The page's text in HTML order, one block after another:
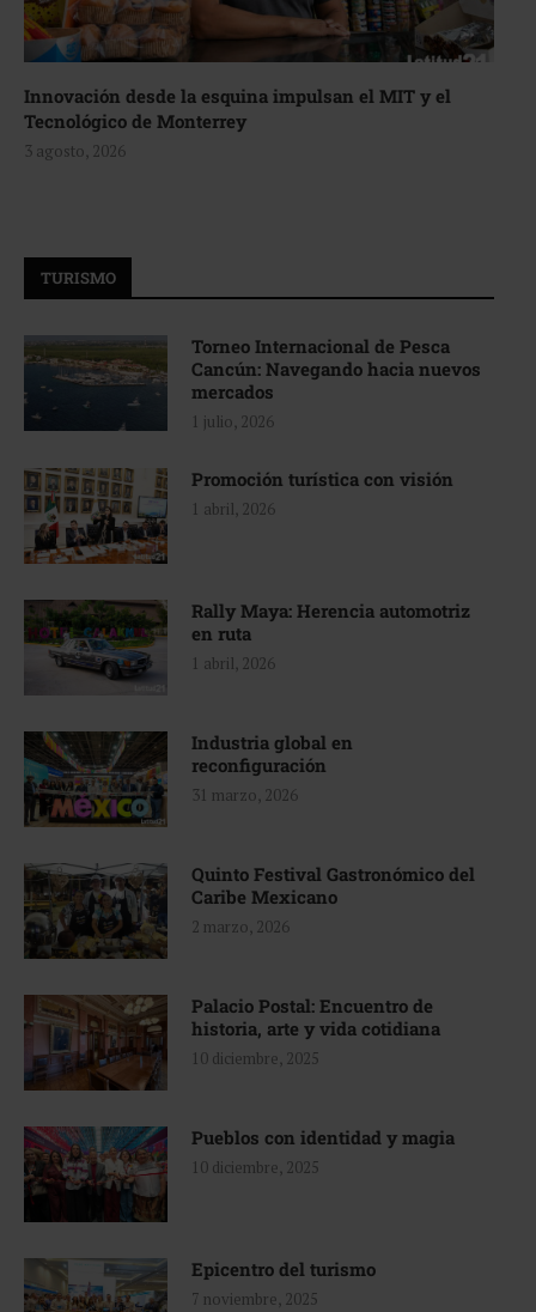
Innovación desde la esquina impulsan el MIT y el
Tecnológico de Monterrey
3 agosto, 2026
TURISMO
Torneo Internacional de Pesca
Cancún: Navegando hacia nuevos
mercados
1 julio, 2026
Promoción turística con visión
1 abril, 2026
Rally Maya: Herencia automotriz
en ruta
1 abril, 2026
Industria global en
reconfiguración
31 marzo, 2026
Quinto Festival Gastronómico del
Caribe Mexicano
2 marzo, 2026
Palacio Postal: Encuentro de
historia, arte y vida cotidiana
10 diciembre, 2025
Pueblos con identidad y magia
10 diciembre, 2025
Epicentro del turismo
7 noviembre, 2025